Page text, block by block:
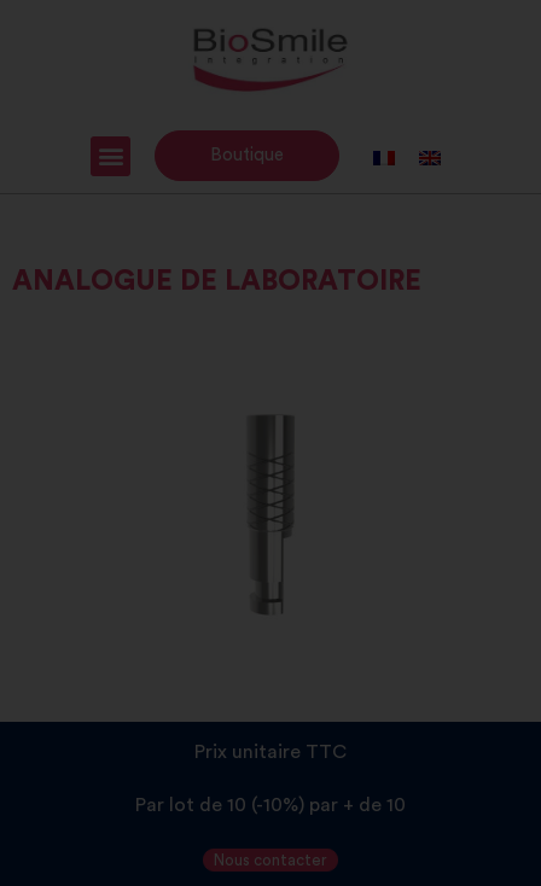
Boutique
ANALOGUE DE LABORATOIRE
Prix unitaire TTC
Par lot de 10 (-10%) par + de 10
Nous contacter